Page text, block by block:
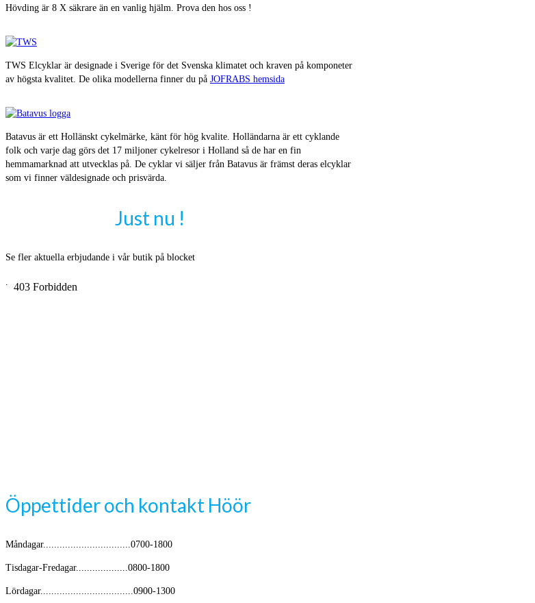
Hövding är 8 X säkrare än en vanlig hjälm. Prova den hos oss !
TWS Elcyklar är designade i Sverige för det Svenska klimatet och kraven på komponeter
av högsta kvalitet. De olika modellerna finner du på JOFRABS hemsida
Batavus är ett Hollänskt cykelmärke, känt för hög kvalite. Holländarna är ett cyklande
folk och varje dag görs det 17 miljoner cykelresor i Holland så de har en fin
hemmamarknad att utvecklas på. De cyklar vi säljer från Batavus är främst deras elcyklar
som vi finner väldesignade och prisvärda.
Just nu !
Se fler aktuella erbjudande i vår butik på blocket
.
Öppettider och kontakt Höör
Måndagar................................0700-1800
Tisdagar-Fredagar...................0800-1800
Lördagar..................................0900-1300